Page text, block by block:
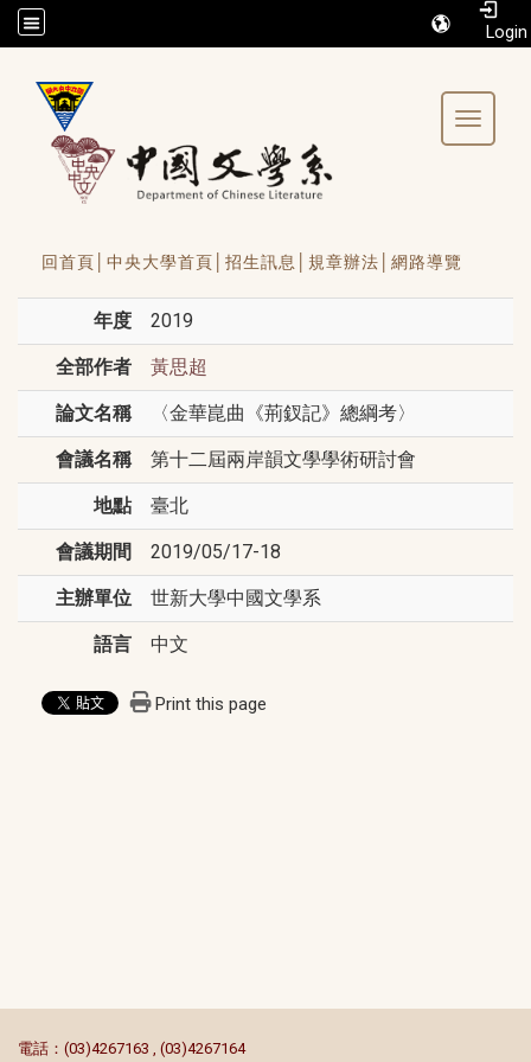
/accesskey"" title="Toolbar">:::
Toggle
回首頁│ 中央大學首頁│ 招生訊息│ 規章辦法│ 網路導覽
年度 2019
全部作者 黃思超
論文名稱 〈金華崑曲《荊釵記》總綱考〉
會議名稱 第十二屆兩岸韻文學學術研討會
地點 臺北
會議期間 2019/05/17-18
主辦單位 世新大學中國文學系
語言 中文
Print this page
電話：(03)4267163 , (03)4267164